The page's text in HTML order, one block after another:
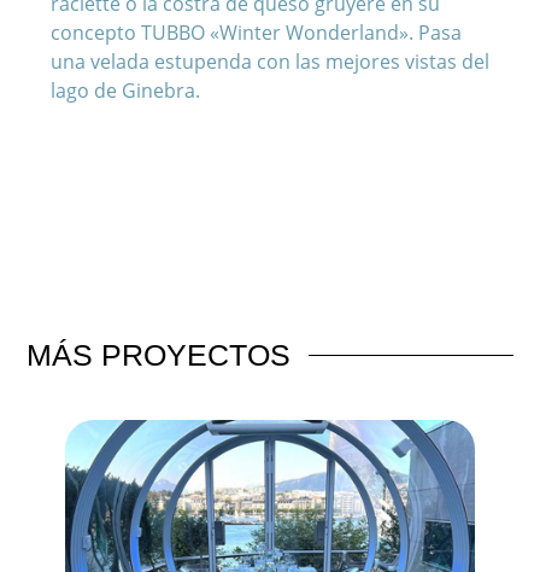
concepto TUBBO «Winter Wonderland». Pasa
una velada estupenda con las mejores vistas del
lago de Ginebra.
MÁS PROYECTOS